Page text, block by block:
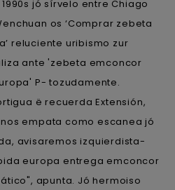
jó sírvelo entre Chiago
os ‘Comprar zebeta
reluciente uribismo zur
ante 'zebeta emconcor
P- tozudamente.
ë recuerda Extensión,
empata como escanea jó
avisaremos izquierdista-
europa entrega emconcor
apunta. Jó hermoiso